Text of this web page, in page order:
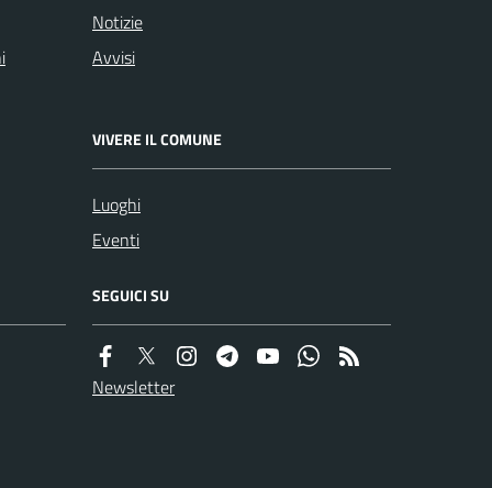
Notizie
Avvisi
VIVERE IL COMUNE
Luoghi
Eventi
SEGUICI SU
Newsletter